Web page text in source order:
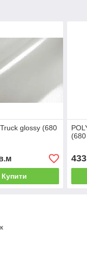
glossy (680
Купити